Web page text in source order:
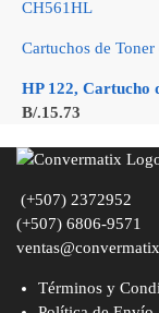
Cartuchos de
HP 122, Cartucho
B/.15.73
(+507) 2372952
(+507) 6806-9571
Términos y